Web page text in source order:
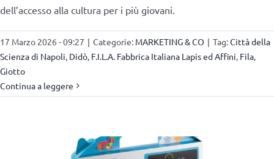
dell’accesso alla cultura per i più giovani.
17 Marzo 2026 - 09:27 | Categorie: MARKETING & CO | Tag:Città della
Scienza di Napoli, Didò, F.I.L.A. Fabbrica Italiana Lapis ed Affini, Fila,
Giotto
Continua a leggere